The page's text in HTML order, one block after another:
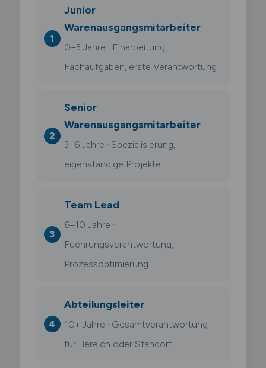
Junior
Warenausgangsmitarbeiter
0–3 Jahre · Einarbeitung,
Fachaufgaben, erste Verantwortung
Senior
Warenausgangsmitarbeiter
3–6 Jahre · Spezialisierung,
eigenständige Projekte
Team Lead
6–10 Jahre ·
Fuehrungsverantwortung,
Prozessoptimierung
Abteilungsleiter
10+ Jahre · Gesamtverantwortung
für Bereich oder Standort